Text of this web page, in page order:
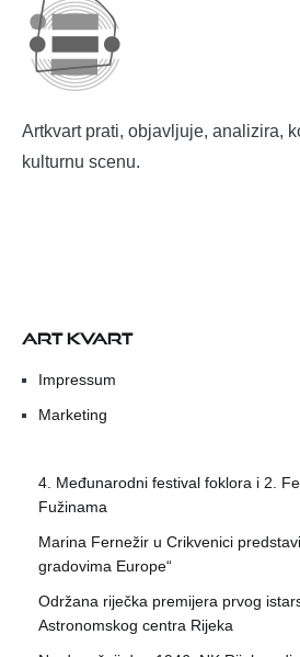
Artkvart prati, objavljuje, analizira,
kulturnu scenu.
ART KVART
Impressum
Marketing
4. Međunarodni festival foklora i 2.
Fužinama
Marina Fernežir u Crikvenici
gradovima Europe“
Održana riječka premijera prvog
Astronomskog centra Rijeka